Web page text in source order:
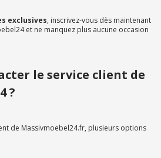
exclusives, inscrivez-vous dès maintenant
et ne manquez plus aucune occasion
le service client de
?
de Massivmoebel24.fr, plusieurs options